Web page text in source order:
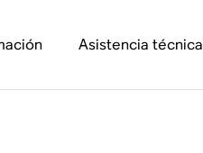
Asistencia técnica